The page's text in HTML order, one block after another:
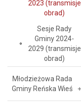
2023 (transmisje
obrad)
Sesje Rady
Gminy 2024-
2029 (transmisje
obrad)
Młodzieżowa Rada
Gminy Reńska Wieś